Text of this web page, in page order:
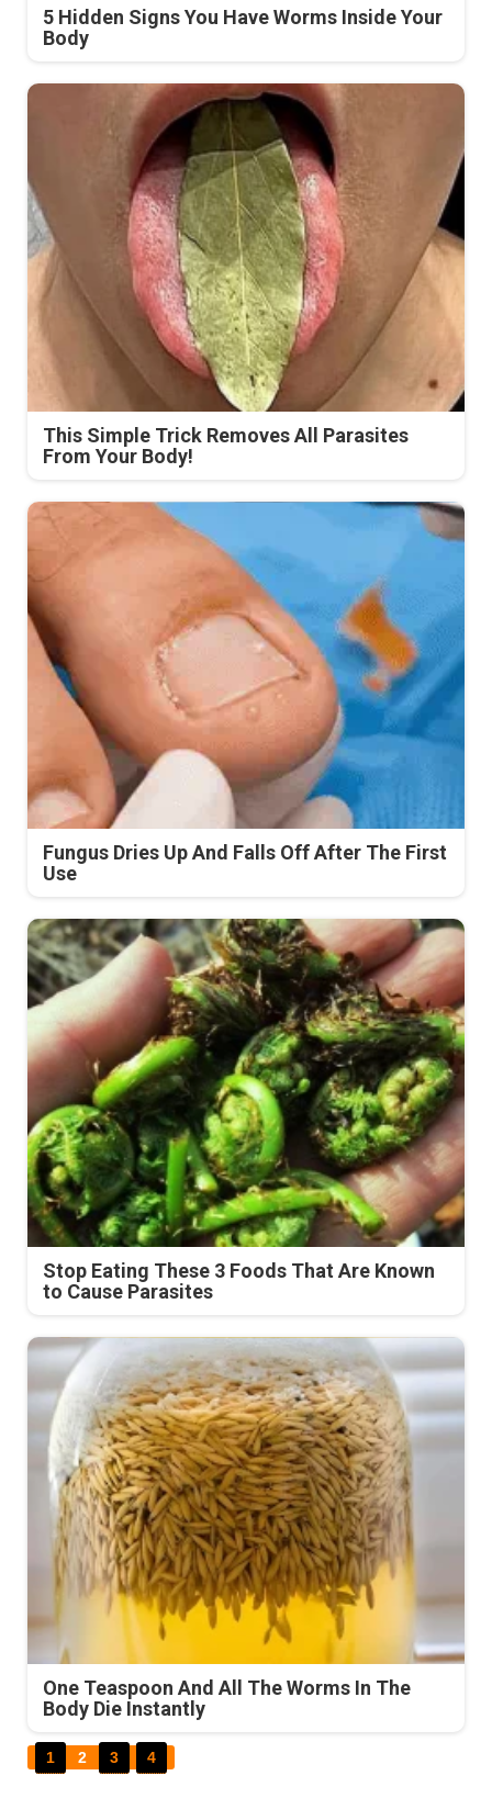
5 Hidden Signs You Have Worms Inside Your
Body
This Simple Trick Removes All Parasites
From Your Body!
Fungus Dries Up And Falls Off After The First
Use
Stop Eating These 3 Foods That Are Known
to Cause Parasites
One Teaspoon And All The Worms In The
Body Die Instantly
1 2 3 4